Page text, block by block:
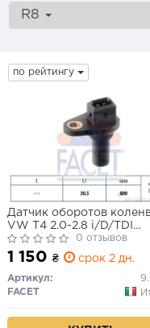
R8
по рейтингу
Датчик оборотов
VW T4 2.0-2.8 i/D/TDI
(90-)/Passat B5 (АКПП)
(9.0028) Facet
0 отзывов
1 150 ₴ срок 2 дн.
Артикул:
FACET